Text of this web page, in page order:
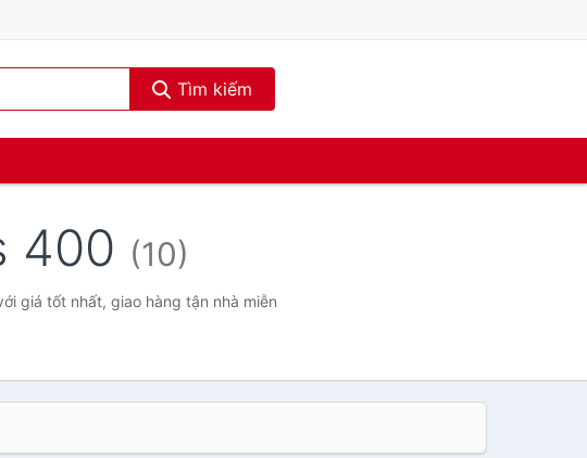
Tìm kiếm
400 (10)
giá tốt nhất, giao hàng tận nhà miễn